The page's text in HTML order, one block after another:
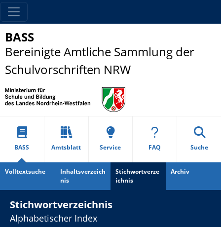
BASS
Bereinigte Amtliche Sammlung der
Schulvorschriften NRW
BASS Amtsblatt Service FAQ Suche
Volltextsuche
Inhaltsverzeich
nis
Stichwortverze
ichnis
Archiv
Stichwortverzeichnis
Alphabetischer Index